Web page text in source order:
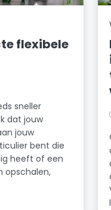
flexibele
sneller
dat jouw
jouw
bent die
heeft of een
opschalen,